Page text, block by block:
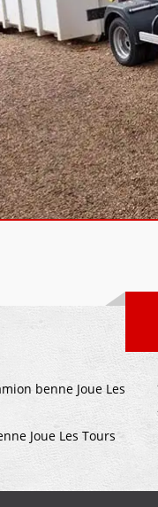
benne Joue Les
Joue Les Tours